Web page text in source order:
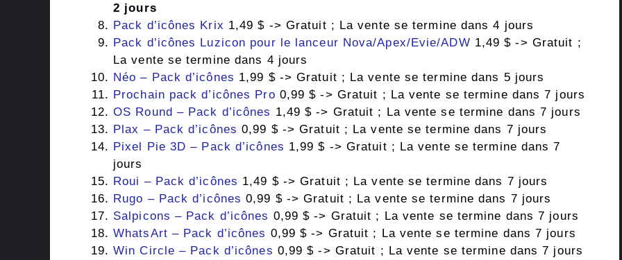
2 jours
Pack d’icônes Krix 1,49 $ -> Gratuit ; La vente se termine dans 4 jours
Pack d’icônes Luzicon pour le lanceur Nova/Apex/Evie/ADW 1,49 $ -> Gratuit ;
La vente se termine dans 4 jours
Néo – Pack d’icônes 1,99 $ -> Gratuit ; La vente se termine dans 5 jours
Prochain pack d’icônes Pro 0,99 $ -> Gratuit ; La vente se termine dans 7 jours
OS Round – Pack d’icônes 1,49 $ -> Gratuit ; La vente se termine dans 7 jours
Plax – Pack d’icônes 0,99 $ -> Gratuit ; La vente se termine dans 7 jours
Pixel Pie 3D – Pack d’icônes 1,99 $ -> Gratuit ; La vente se termine dans 7
jours
Roui – Pack d’icônes 1,49 $ -> Gratuit ; La vente se termine dans 7 jours
Rugo – Pack d’icônes 0,99 $ -> Gratuit ; La vente se termine dans 7 jours
Salpicons – Pack d’icônes 0,99 $ -> Gratuit ; La vente se termine dans 7 jours
WhatsArt – Pack d’icônes 0,99 $ -> Gratuit ; La vente se termine dans 7 jours
Win Circle – Pack d’icônes 0,99 $ -> Gratuit ; La vente se termine dans 7 jours